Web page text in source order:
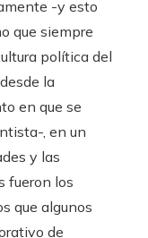
-y esto
que siempre
política del
la
en que se
, en un
y las
fueron los
que algunos
de